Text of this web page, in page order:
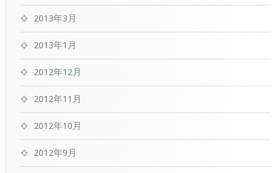
2013年3月
2013年1月
2012年12月
2012年11月
2012年10月
2012年9月